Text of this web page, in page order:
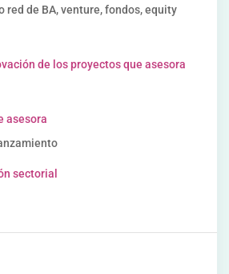
red de BA, venture, fondos, equity
de los proyectos que asesora
asesora
sectorial